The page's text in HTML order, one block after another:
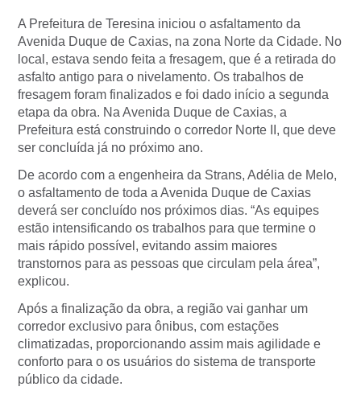
A Prefeitura de Teresina iniciou o asfaltamento da
Avenida Duque de Caxias, na zona Norte da Cidade. No
local, estava sendo feita a fresagem, que é a retirada do
asfalto antigo para o nivelamento. Os trabalhos de
fresagem foram finalizados e foi dado início a segunda
etapa da obra. Na Avenida Duque de Caxias, a
Prefeitura está construindo o corredor Norte II, que deve
ser concluída já no próximo ano.
De acordo com a engenheira da Strans, Adélia de Melo,
o asfaltamento de toda a Avenida Duque de Caxias
deverá ser concluído nos próximos dias. “As equipes
estão intensificando os trabalhos para que termine o
mais rápido possível, evitando assim maiores
transtornos para as pessoas que circulam pela área”,
explicou.
Após a finalização da obra, a região vai ganhar um
corredor exclusivo para ônibus, com estações
climatizadas, proporcionando assim mais agilidade e
conforto para o os usuários do sistema de transporte
público da cidade.